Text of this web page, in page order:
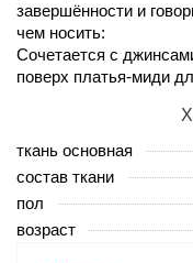
завершённости и
чем носить:
Сочетается с
поверх платья-миди
ткань основная
состав ткани
пол
возраст